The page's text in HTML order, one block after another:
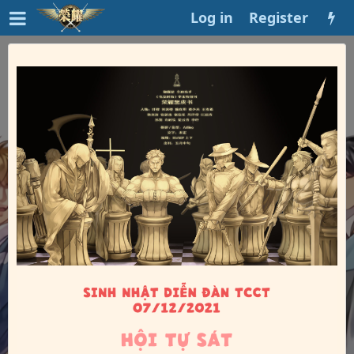
Log in Register